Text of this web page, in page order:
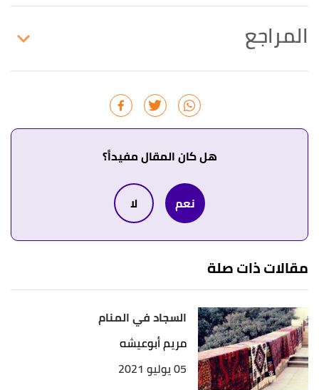
المراجع
↑محمد عزت محمد عارف أبو الفداء،تفسير الأحلام
"مدى علاقة تفسير الحلم بوقوعه"
↑رواه الإمام مسلم، في صحيح مسلم، عن جابر بن عبد
↑"آداب الرؤى وتفسير الأحلام"،إسلام سؤال وجواب.
بتصرّف.
^أبابن سيرين أن الفحم,النافع عدة الرائي في العمل.
"الفحم في المنام وتفسير رؤية الفحم في الحلم
بالتفصيل"،حلّوها. بتصرّف.
هل كان المقال مفيداً؟
نعم لا
مقالات ذات صلة
السجاد في المنام
مريم أبوعيشه
05 يوليو 2021